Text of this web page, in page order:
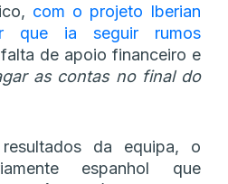
com o projeto Iberian
que ia seguir rumos
de apoio financeiro e
as contas no final do
da equipa, o
espanhol que